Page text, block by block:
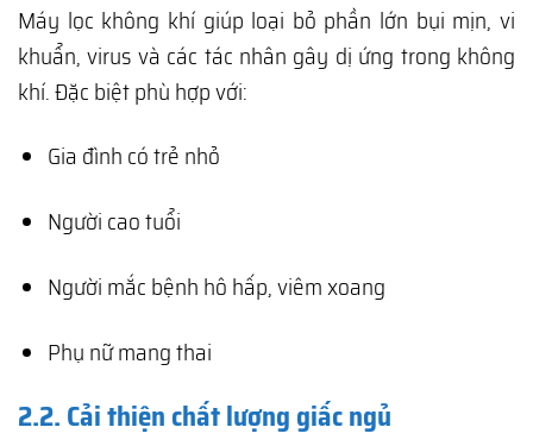
Máy lọc không khí giúp loại bỏ phần lớn bụi mịn, vi
khuẩn, virus và các tác nhân gây dị ứng trong không
khí. Đặc biệt phù hợp với:
Gia đình có trẻ nhỏ
Người cao tuổi
Người mắc bệnh hô hấp, viêm xoang
Phụ nữ mang thai
2.2. Cải thiện chất lượng giấc ngủ